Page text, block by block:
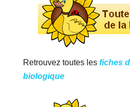
Retrouvez toutes les fiches
biologique